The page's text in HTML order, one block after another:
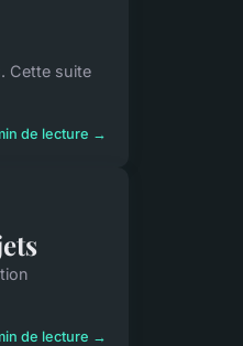
Cette suite
de lecture →
de lecture →